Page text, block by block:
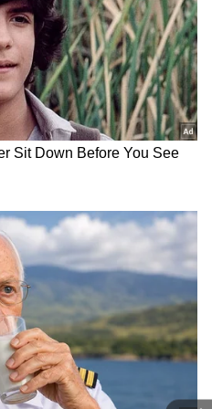
Avon E
எளிதான
இந்த
கட்டுப்பாடு,
உறுதி